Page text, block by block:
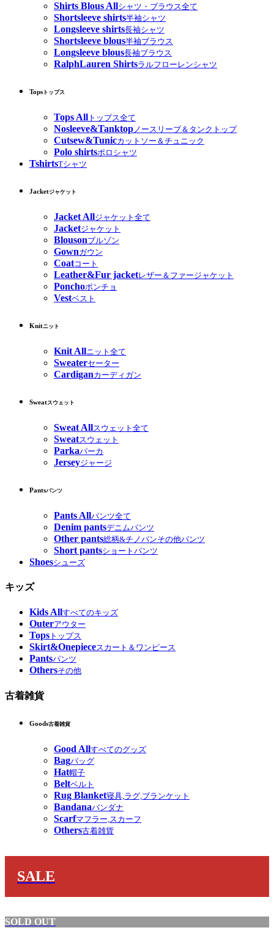
Shirts Blous Allシャツ・ブラウス全て
Shortsleeve shirts半袖シャツ
Longsleeve shirts長袖シャツ
Shortsleeve blous半袖ブラウス
Longsleeve blous長袖ブラウス
RalphLauren Shirtsラルフローレンシャツ
Tops トップス
Tops All トップス全て
Nosleeve&Tanktop ノースリーブ＆タンクトップ
Cutsew&Tunicカットソー＆チュニック
Polo shirtsポロシャツ
TshirtsTシャツ
Jacketジャケット
Jacket Allジャケット全て
Jacketジャケット
Blousonブルゾン
Gownガウン
Coatコート
Leather&Fur jacketレザー＆ファージャケット
Ponchoポンチョ
Vestベスト
Knitニット
Knit Allニット全て
Sweaterセーター
Cardiganカーディガン
Sweatスウェット
Sweat Allスウェット全て
Sweatスウェット
Parkaパーカ
Jerseyジャージ
Pantsパンツ
Pants Allパンツ全て
Denim pantsデニムパンツ
Other pants総柄&チノパンその他パンツ
Short pantsショートパンツ
Shoesシューズ
キッズ
Kids Allすべてのキッズ
Outerアウター
Tops トップス
Skirt&Onepieceスカート＆ワンピース
Pantsパンツ
Othersその他
古着雑貨
Goods古着雑貨
Good Allすべてのグッズ
Bagバッグ
Hat帽子
Beltベルト
Rug Blanket寝具,ラグ,ブランケット
Bandanaバンダナ
Scarfマフラー,スカーフ
Others古着雑貨
SALE
SOLD OUT